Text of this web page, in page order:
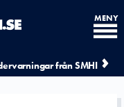
från SMHI
MENY